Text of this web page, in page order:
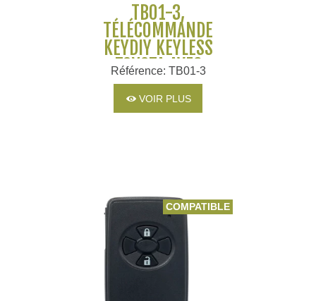
TB01-3,
TÉLÉCOMMANDE
KEYDIY KEYLESS
TOYOTA AVEC
TRANSPONDEUR
8A,4A,4D
Référence: TB01-3
VOIR PLUS
COMPATIBLE